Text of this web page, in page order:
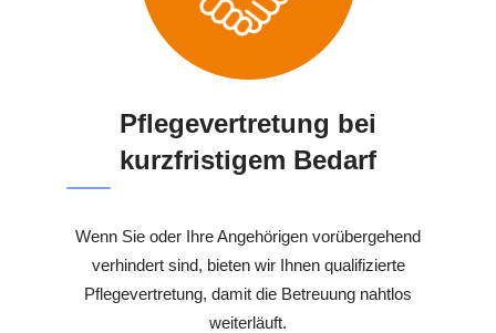
Pflegevertretung bei
kurzfristigem Bedarf
Wenn Sie oder Ihre Angehörigen vorübergehend
verhindert sind, bieten wir Ihnen qualifizierte
Pflegevertretung, damit die Betreuung nahtlos
weiterläuft.